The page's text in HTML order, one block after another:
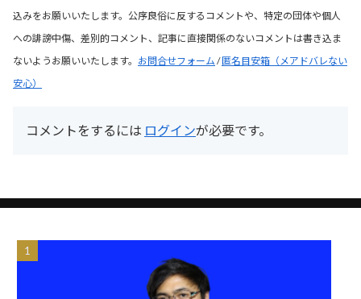
込みをお願いいたします。公序良俗に反するコメントや、特定の団体や個人
への誹謗中傷、差別的コメント、記事に直接関係のないコメントは書き込ま
ないようお願いいたします。 お問合せフォーム /匿名目安箱（メアドバレない
安心）
コメントをするには ログインが必要です。